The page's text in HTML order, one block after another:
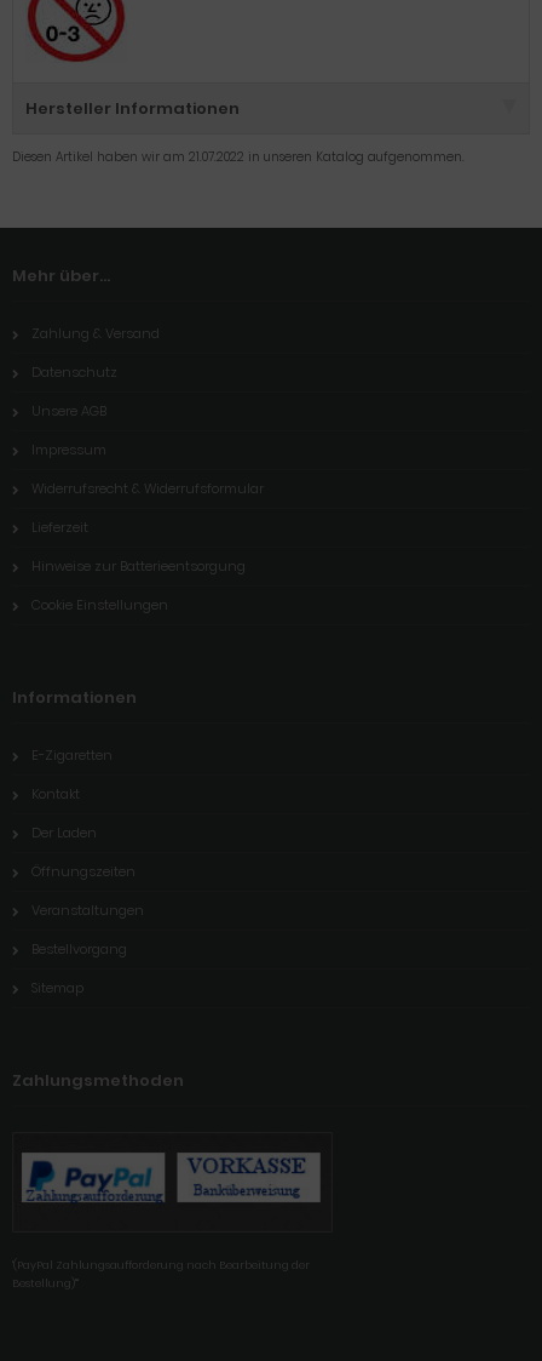
Hersteller Informationen
Diesen Artikel haben wir am 21.07.2022 in unseren Katalog aufgenommen.
Mehr über...
Zahlung & Versand
Datenschutz
Unsere AGB
Impressum
Widerrufsrecht & Widerrufsformular
Lieferzeit
Hinweise zur Batterieentsorgung
Cookie Einstellungen
Informationen
E-Zigaretten
Kontakt
Der Laden
Öffnungszeiten
Veranstaltungen
Bestellvorgang
Sitemap
Zahlungsmethoden
'(PayPal Zahlungsaufforderung nach Bearbeitung der
Bestellung)'"